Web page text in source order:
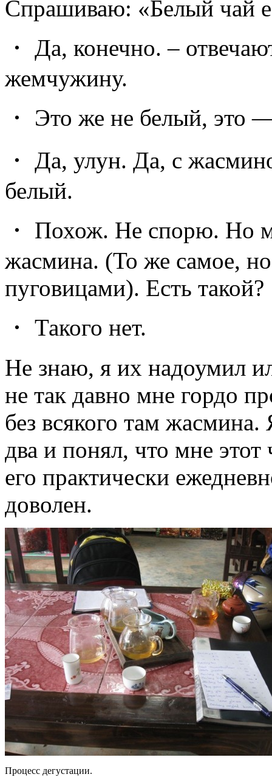
Спрашиваю: «Белый чай
・ Да, конечно. –
жемчужину.
・ Это же не белый, это
・ Да, улун. Да, с
белый.
・ Похож. Не спорю. Но
жасмина. (То же самое,
пуговицами). Есть такой?
・ Такого нет.
Не знаю, я их надоумил
не так давно мне гордо
без всякого там
два и понял, что мне
его практически
доволен.
Процесс дегустации.